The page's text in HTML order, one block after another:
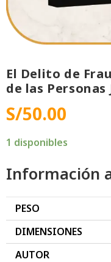
El Delito de
de las Personas
S/50.00
1 disponibles
Información
PESO
DIMENSIONES
AUTOR